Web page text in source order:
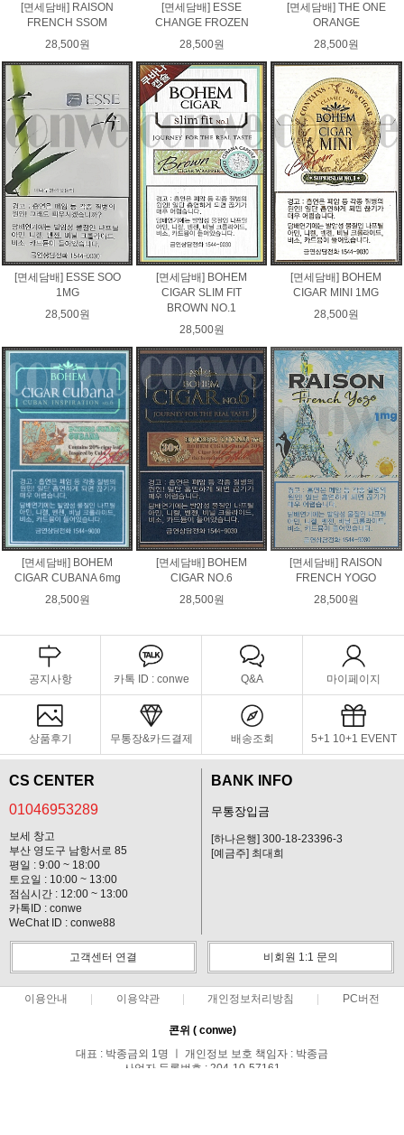
[면세담배] RAISON
FRENCH SSOM
28,500원
[면세담배] ESSE
CHANGE FROZEN
28,500원
[면세담배] THE ONE
ORANGE
28,500원
[면세담배] ESSE SOO
1MG
28,500원
[면세담배] BOHEM
CIGAR SLIM FIT
BROWN NO.1
28,500원
[면세담배] BOHEM
CIGAR MINI 1MG
28,500원
[면세담배] BOHEM
CIGAR CUBANA 6mg
28,500원
[면세담배] BOHEM
CIGAR NO.6
28,500원
[면세담배] RAISON
FRENCH YOGO
28,500원
공지사항 카톡 ID : conwe Q&A 마이페이지
상품후기 무통장&카드결제 배송조회 5+1 10+1 EVENT
CS CENTER
01046953289
보세 창고
부산 영도구 남항서로 85
평일 : 9:00 ~ 18:00
토요일 : 10:00 ~ 13:00
점심시간 : 12:00 ~ 13:00
카톡ID : conwe
WeChat ID : conwe88
BANK INFO
무통장입금
[하나은행] 300-18-23396-3
[예금주] 최대희
고객센터 연결 비회원 1:1 문의
이용안내 이용약관 개인정보처리방침 PC버전
콘위 ( conwe)
대표 : 박종금외 1명 ㅣ 개인정보 보호 책임자 : 박종금
사업자 등록번호 : 204-10-57161